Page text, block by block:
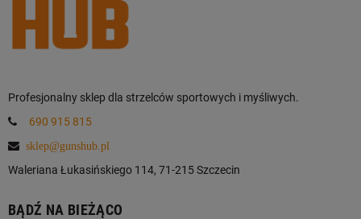
Profesjonalny sklep dla strzelców sportowych i myśliwych.
690 915 815
sklep@gunshub.pl
Waleriana Łukasińskiego 114, 71-215 Szczecin
BĄDŹ NA BIEŻĄCO